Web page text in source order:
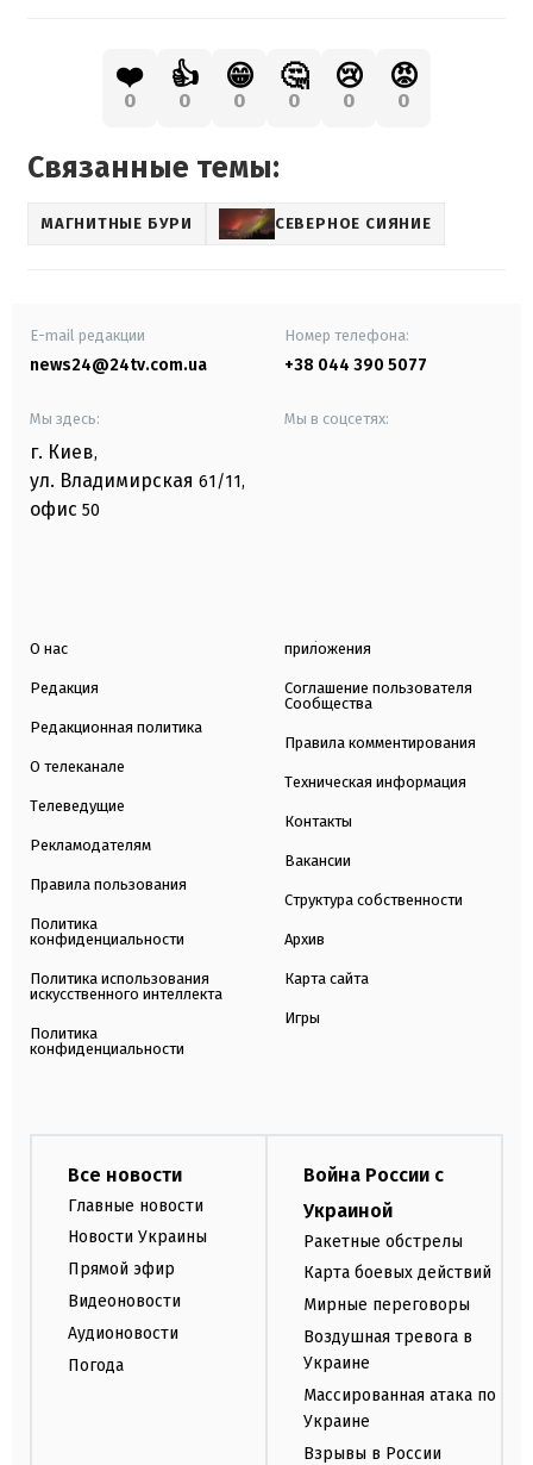
❤️
0
👍
0
😁
0
🤔
0
😢
0
😡
0
Связанные темы:
МАГНИТНЫЕ БУРИ СЕВЕРНОЕ СИЯНИЕ
E-mail редакции
news24@24tv.com.ua
Номер телефона:
+38 044 390 5077
Мы здесь:
г. Киев,
ул. Владимирская 61/11,
офис 50
Мы в соцсетях:
О нас
Редакция
Редакционная политика
О телеканале
Телеведущие
Рекламодателям
Правила пользования
Политика
конфиденциальности
Политика использования
искусственного интеллекта
Политика
конфиденциальности
приложения
Соглашение пользователя
Сообщества
Правила комментирования
Техническая информация
Контакты
Вакансии
Структура собственности
Архив
Карта сайта
Игры
Все новости
Главные новости
Новости Украины
Прямой эфир
Видеоновости
Аудионовости
Погода
Война России с
Украиной
Ракетные обстрелы
Карта боевых действий
Мирные переговоры
Воздушная тревога в
Украине
Массированная атака по
Украине
Взрывы в России